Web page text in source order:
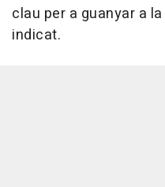
clau per a guanyar a
indicat.